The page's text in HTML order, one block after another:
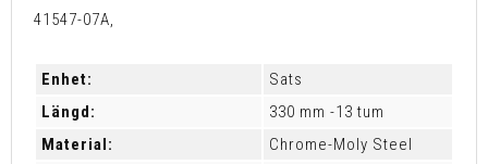
41547-07A,
Enhet:
Sats
Längd:
330 mm -13 tum
Material:
Chrome-Moly Steel